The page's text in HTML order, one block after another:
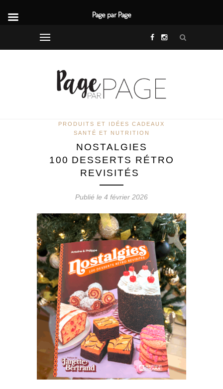
PRODUITS ET IDÉES CADEAUX
SANTÉ ET NUTRITION
NOSTALGIES
100 DESSERTS RÉTRO
REVISITÉS
Publié le 4 février 2026
Page par Page